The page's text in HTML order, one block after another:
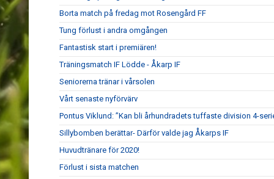
Borta match på fredag mot Rosengård FF
Tung förlust i andra omgången
Fantastisk start i premiären!
Träningsmatch IF Lödde - Åkarp IF
Seniorerna tränar i vårsolen
Vårt senaste nyförvärv
Pontus Viklund: ”Kan bli århundradets tuffaste division 4-
Sillybomben berättar- Därför valde jag Åkarps IF
Huvudtränare för 2020!
Förlust i sista matchen